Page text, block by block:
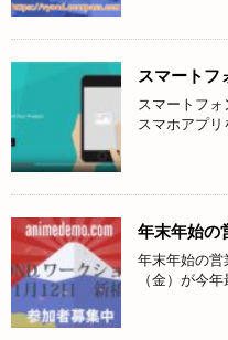
スマートフ
スマートフ
スマホアプ
年末年始の
年末年始の営
（金）が今